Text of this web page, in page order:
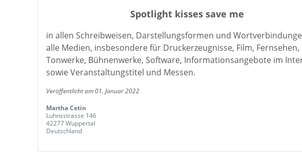
Spotlight kisses save me
in allen Schreibweisen, Darstellungsformen und
alle Medien, insbesondere für Druckerzeugnisse, Film, Fernsehen,
Tonwerke, Bühnenwerke, Software, Informationsangebote im
sowie Veranstaltungstitel und Messen.
Veröffentlicht am 01. Januar 2022
Martha Cetin
Luhnsstrasse 146
42277 Wuppertal
Deutschland